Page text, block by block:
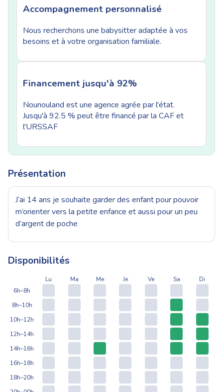
Accompagnement personnalisé
Nous recherchons une babysitter adaptée à vos
besoins et à votre organisation familiale.
Financement jusqu'à 92%
Nounouland est une agence agrée par l'état.
Jusqu'à 92.5 % peut être financé par la CAF et
l'URSSAF
Présentation
J’ai 14 ans je souhaite garder des enfant pour pouvoir
m’orienter vers la petite enfance et aussi pour un peu
d’argent de poche
Disponibilités
Lu Ma Me Je Ve Sa
Di
6h–8h
8h–10h
10h–12h
12h–14h
14h–16h
16h–18h
18h–20h